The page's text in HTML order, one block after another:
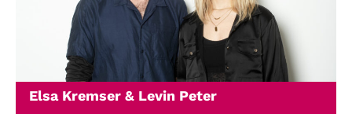
Elsa Kremser & Levin Peter